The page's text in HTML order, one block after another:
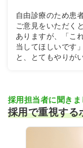
自由診療のため患
ご意見をいただく
ありますが、「こ
当してほしいです
と、とてもやりが
採用担当者に聞きま
採用で重視する